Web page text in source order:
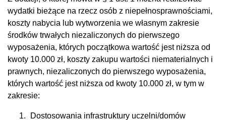
wydatki bieżące na rzecz osób z niepełnosprawnościami,
koszty nabycia lub wytworzenia we własnym zakresie
środków trwałych niezaliczonych do pierwszego
wyposażenia, których początkowa wartość jest niższa od
kwoty 10.000 zł, koszty zakupu wartości niematerialnych i
prawnych, niezaliczonych do pierwszego wyposażenia,
których wartość jest niższa od kwoty 10.000 zł, w tym w
zakresie:
Dostosowania infrastruktury uczelni/domów